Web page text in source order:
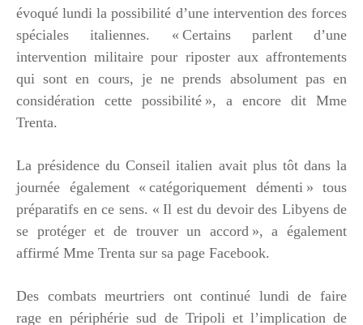
évoqué lundi la possibilité d’une intervention des forces
spéciales italiennes. « Certains parlent d’une
intervention militaire pour riposter aux affrontements
qui sont en cours, je ne prends absolument pas en
considération cette possibilité », a encore dit Mme
Trenta.
La présidence du Conseil italien avait plus tôt dans la
journée également « catégoriquement démenti » tous
préparatifs en ce sens. « Il est du devoir des Libyens de
se protéger et de trouver un accord », a également
affirmé Mme Trenta sur sa page Facebook.
Des combats meurtriers ont continué lundi de faire
rageen périphérie sud de Tripoli et l’implication de